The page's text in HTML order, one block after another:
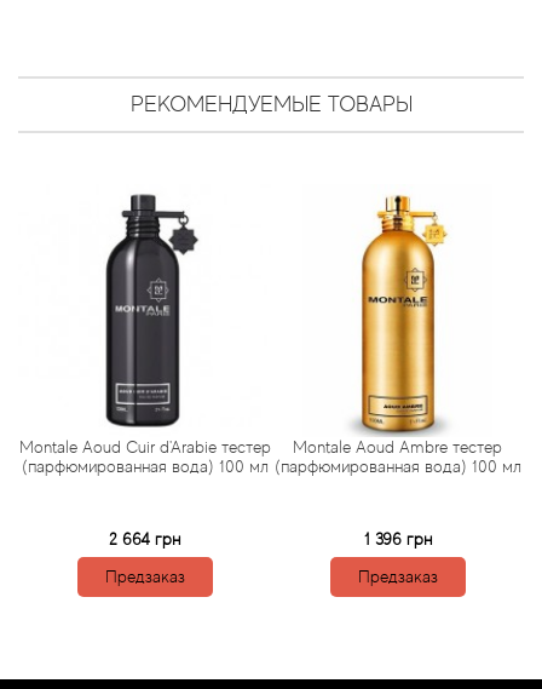
РЕКОМЕНДУЕМЫЕ ТОВАРЫ
Montale Aoud Cuir d'Arabie тестер
(парфюмированная вода) 100 мл
2 664 грн
Предзаказ
Montale Aoud Ambre тестер
(парфюмированная вода) 100 мл
1 396 грн
Предзаказ
ArteOlfatto
Atelier Cologne
Atelier Des Ors